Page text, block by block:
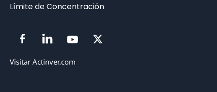
Límite de Concentración
Visitar Actinver.com